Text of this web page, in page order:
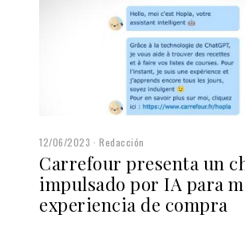
12/06/2023 Redacción
Carrefour presenta un
impulsado por IA para
experiencia de compra